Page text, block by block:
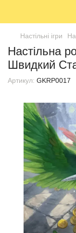
Настільні ігри
Настільна
Швидкий
Артикул: GKRP0017